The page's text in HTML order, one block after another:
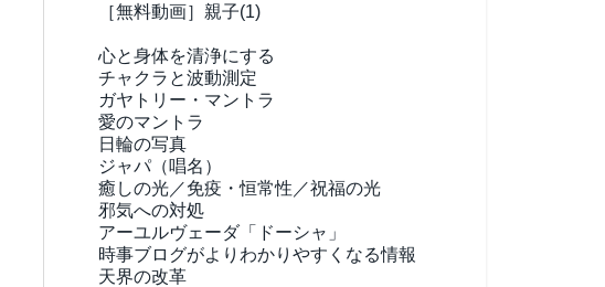
［無料動画］親子(1)
心と身体を清浄にする
チャクラと波動測定
ガヤトリー・マントラ
愛のマントラ
日輪の写真
ジャパ（唱名）
癒しの光／免疫・恒常性／祝福の光
邪気への対処
アーユルヴェーダ「ドーシャ」
時事ブログがよりわかりやすくなる情報
天界の改革